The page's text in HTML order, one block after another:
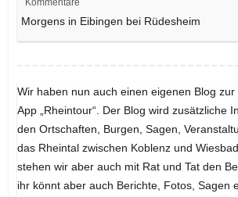
Kommentare
Morgens in Eibingen bei Rüdesheim
Wir haben nun auch einen eigenen Blog
App „Rheintour“. Der Blog wird zusätzliche
den Ortschaften, Burgen, Sagen,
das Rheintal zwischen Koblenz und
stehen wir aber auch mit Rat und Tat den
ihr könnt aber auch Berichte, Fotos, Sagen